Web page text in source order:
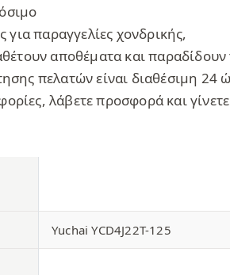
για παραγγελίες χονδρικής,
αποθέματα και
πελατών είναι διαθέσιμη 24
λάβετε προσφορά και
Yuchai YCD4J22T-125